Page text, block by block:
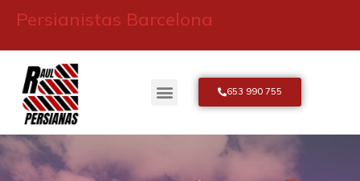
Persianistas Barcelona
653 990 755